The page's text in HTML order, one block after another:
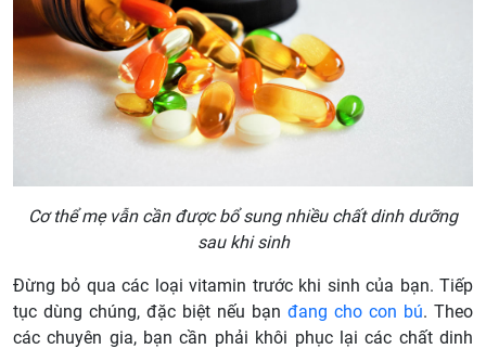
Cơ thể mẹ vẫn cần được bổ sung nhiều chất dinh dưỡng
sau khi sinh
Đừng bỏ qua các loại vitamin trước khi sinh của bạn. Tiếp
tục dùng chúng, đặc biệt nếu bạn đang cho con bú. Theo
các chuyên gia, bạn cần phải khôi phục lại các chất dinh